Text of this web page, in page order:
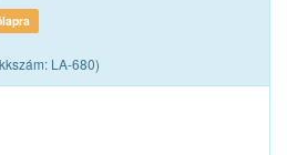
LA-680)